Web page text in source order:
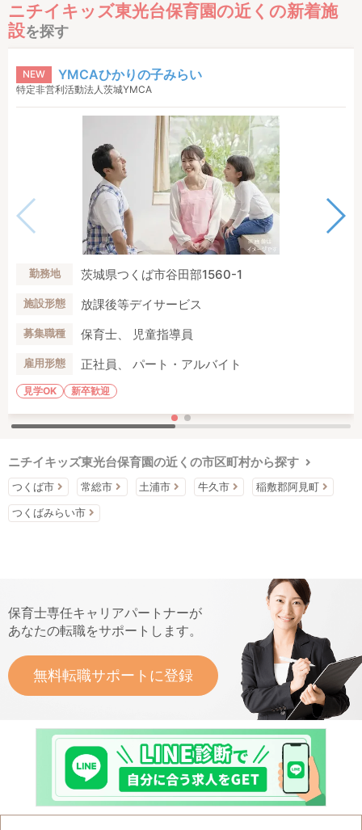
ニチイキッズ東光台保育園の近くの新着施
設を探す
NEW YMCAひかりの子みらい
特定非営利活動法人茨城YMCA
勤務地 茨城県つくば市谷田部1560-1
施設形態 放課後等デイサービス
募集職種 保育士、 児童指導員
雇用形態 正社員、 パート・アルバイト
見学OK 新卒歓迎
ニチイキッズ東光台保育園の近くの市区町村から探す
つくば市 常総市 土浦市 牛久市 稲敷郡阿見町
つくばみらい市
保育士専任キャリアパートナーが
あなたの転職をサポートします。
無料転職サポートに登録